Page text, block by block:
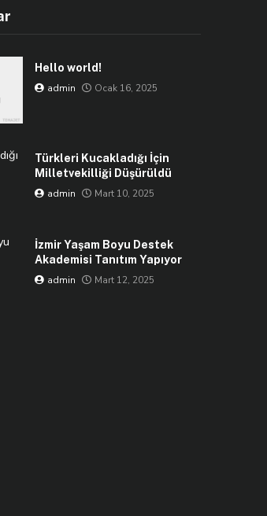
Hello world!
admin
Ocak 16, 2025
Türkleri Kucakladığı İçin
Milletvekilliği Düşürüldü
admin
Mart 10, 2025
İzmir Yaşam Boyu Destek
Akademisi Tanıtım Yapıyor
admin
Mart 12, 2025